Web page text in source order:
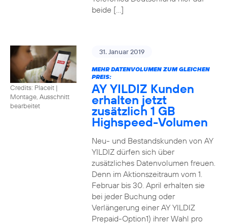
beide […]
Credits: Placeit |
Montage, Ausschnitt
bearbeitet
31. Januar 2019
MEHR DATENVOLUMEN ZUM GLEICHEN
PREIS:
AY YILDIZ Kunden
erhalten jetzt
zusätzlich 1 GB
Highspeed-Volumen
Neu- und Bestandskunden von AY
YILDIZ dürfen sich über
zusätzliches Datenvolumen freuen.
Denn im Aktionszeitraum vom 1.
Februar bis 30. April erhalten sie
bei jeder Buchung oder
Verlängerung einer AY YILDIZ
Prepaid-Option1) ihrer Wahl pro